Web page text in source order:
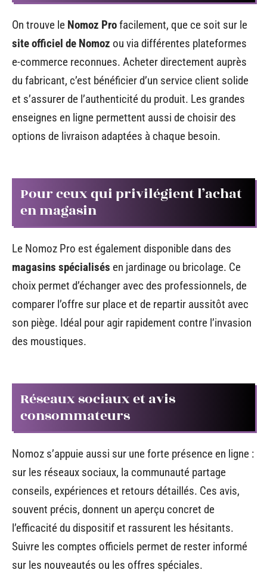
On trouve le Nomoz Profacilement, que ce soit sur le
site officiel de Nomoz ou via différentes plateformes
e-commerce reconnues. Acheter directement auprès
du fabricant, c’est bénéficier d’un service client solide
et s’assurer de l’authenticité du produit. Les grandes
enseignes en ligne permettent aussi de choisir des
options de livraison adaptées à chaque besoin.
Pour ceux qui privilégient l’achat
en magasin
Le Nomoz Pro est également disponible dans des
magasins spécialisés en jardinage ou bricolage. Ce
choix permet d’échanger avec des professionnels, de
comparer l’offre sur place et de repartir aussitôt avec
son piège. Idéal pour agir rapidement contre l’invasion
des moustiques.
Réseaux sociaux et avis
consommateurs
Nomoz s’appuie aussi sur une forte présence en ligne :
sur les réseaux sociaux, la communauté partage
conseils, expériences et retours détaillés. Ces avis,
souvent précis, donnent un aperçu concret de
l’efficacité du dispositif et rassurent les hésitants.
Suivre les comptes officiels permet de rester informé
sur les nouveautés ou les offres spéciales.